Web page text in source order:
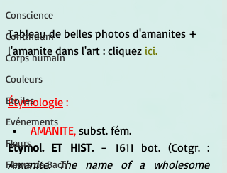
Conscience
Continuum
Corps humain
Couleurs
Etoiles
Evénements
Fleurs
Fleurs de Bach
Tableau de belles photos d'amanites +
l'amanite dans l'art : cliquez ici.
Étymologie :
AMANITE, subst. fém.
Etymol. ET HIST.
Amanite. The name of a wholesome